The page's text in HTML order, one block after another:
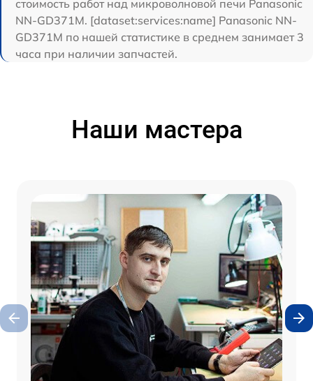
стоимость работ над микроволновой печи Panasonic
NN-GD371M. [dataset:services:name] Panasonic NN-
GD371M по нашей статистике в среднем занимает 3
часа при наличии запчастей.
Наши мастера